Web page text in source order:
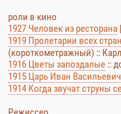
роли в кино
1927 Человек из ресторана
1919 Пролетарии всех
(короткометражный) ::
1916 Цветы запоздалые ::
1915 Царь Иван
1914 Когда звучат струны